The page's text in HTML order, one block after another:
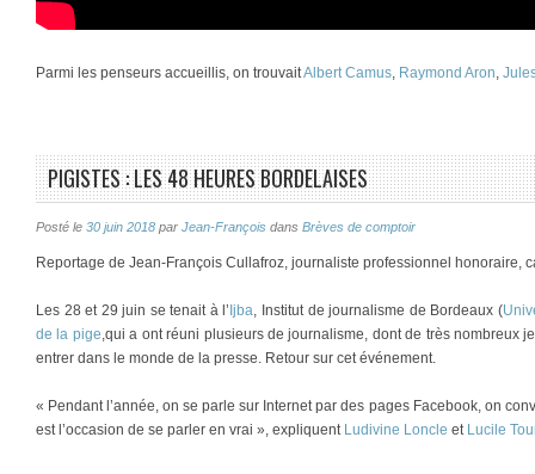
Parmi les penseurs accueillis, on trouvaitAlbert Camus, Raymond Aron,
PIGISTES : LES 48 HEURES BORDELAISES
Posté le 30 juin 2018 par Jean-François dans Brèves de comptoir
Reportage de Jean-François Cullafroz, journaliste professionnel honoraire,
Les 28 et 29 juin se tenait à l’ Ijba, Institut de journalisme de Bordeaux (
de la pige,qui a ont réuni plusieurs de journalisme, dont de très nombreux
entrer dans le monde de la presse. Retour sur cet événement.
« Pendant l’année, on se parle sur Internet par des pages Facebook, on
est l’occasion de se parler en vrai », expliquent Ludivine Loncle et Lucile